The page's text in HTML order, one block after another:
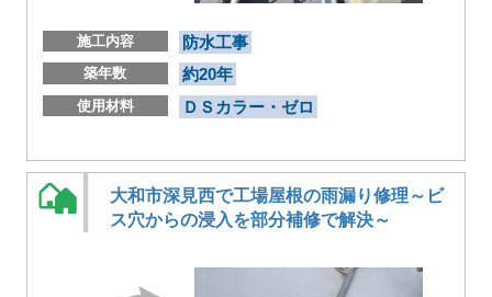
施工内容 防水工事
築年数 約20年
使用材料 ＤＳカラー・ゼロ
大和市深見西で工場屋根の雨漏り修理～ビ
ス穴からの浸入を部分補修で解決～